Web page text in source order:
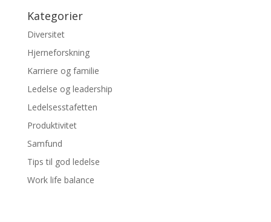
Kategorier
Diversitet
Hjerneforskning
Karriere og familie
Ledelse og leadership
Ledelsesstafetten
Produktivitet
Samfund
Tips til god ledelse
Work life balance